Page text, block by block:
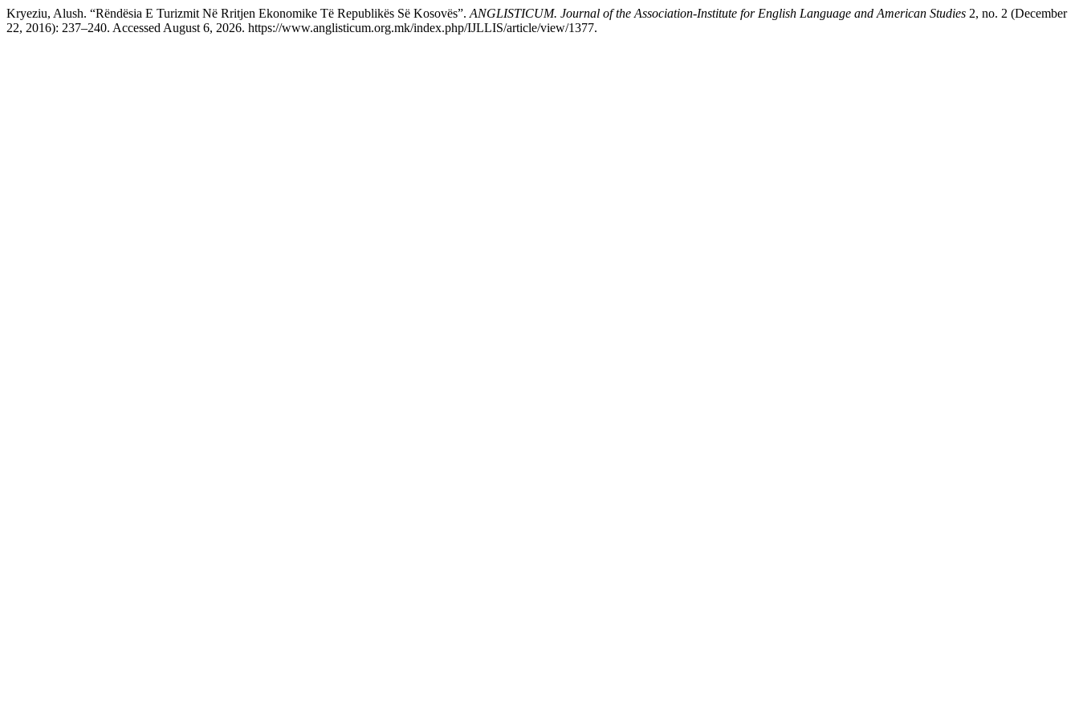
Kryeziu, Alush. “Rëndësia E Turizmit Në Rritjen Ekonomike Të Republikës Së Kosovës”. ANGLISTICUM. Journal of the Association-Institute for English Language and American Studies 2, no. 2 (December
22, 2016): 237–240. Accessed August 6, 2026. https://www.anglisticum.org.mk/index.php/IJLLIS/article/view/1377.